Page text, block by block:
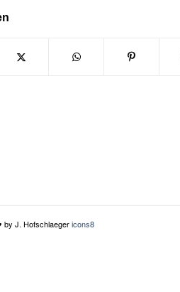
by J. Hofschlaegericons8